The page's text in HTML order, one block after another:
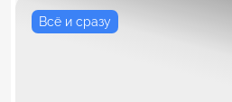
Всё и сразу